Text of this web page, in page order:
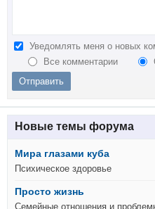
Уведомлять меня о новых
Все комментарии
Новые темы форума
Мира глазами куба
Психическое здоровье
Просто жизнь
Семейные отношения и